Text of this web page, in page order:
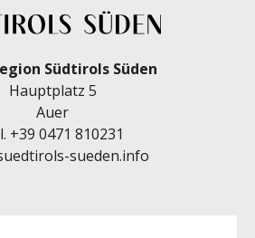
Südtirols Süden
Hauptplatz 5
Auer
+39 0471 810231
sueden.info